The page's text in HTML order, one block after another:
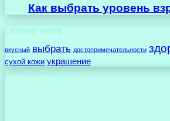
Как выбрать уровень
Облако тегов
вкусный выбрать достопримечательности
сухой кожи украшение